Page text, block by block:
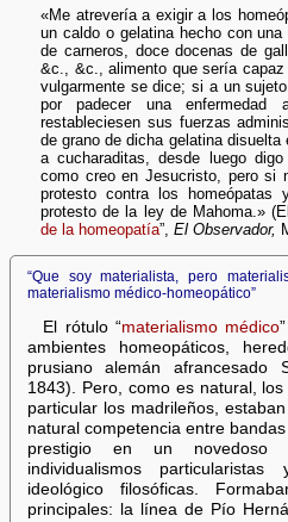
«Me atrevería a exigir a los
un caldo o gelatina hecho con
de carneros, doce docenas de
&c., &c., alimento que sería
vulgarmente se dice; si a un
por padecer una
restableciesen sus fuerzas
de grano de dicha gelatina
a cucharaditas, desde luego
como creo en Jesucristo, pero si
protesto contra los homeópatas
protesto de la ley de Mahoma.»
de la homeopatía”, El Observador,
“Que soy materialista, pero
materialismo médico-homeopático”
El rótulo “materialismo médico
ambientes homeopáticos,
prusiano alemán afrancesado
1843). Pero, como es natural,
particular los madrileños,
natural competencia entre
prestigio en un novedoso
individualismos
ideológico filosóficas.
principales: la línea de Pío